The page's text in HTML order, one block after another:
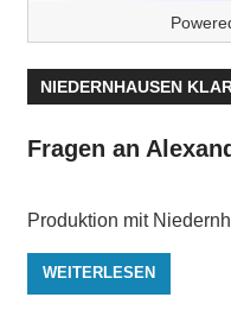
NIEDERNHAUSEN
Fragen an
Produktion mit
WEITERLESEN